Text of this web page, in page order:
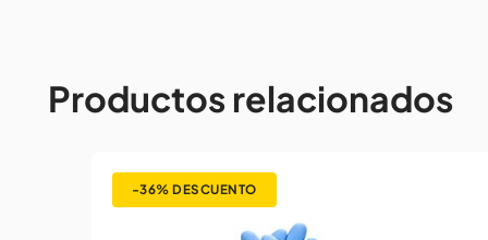
Productos relacionados
-36%